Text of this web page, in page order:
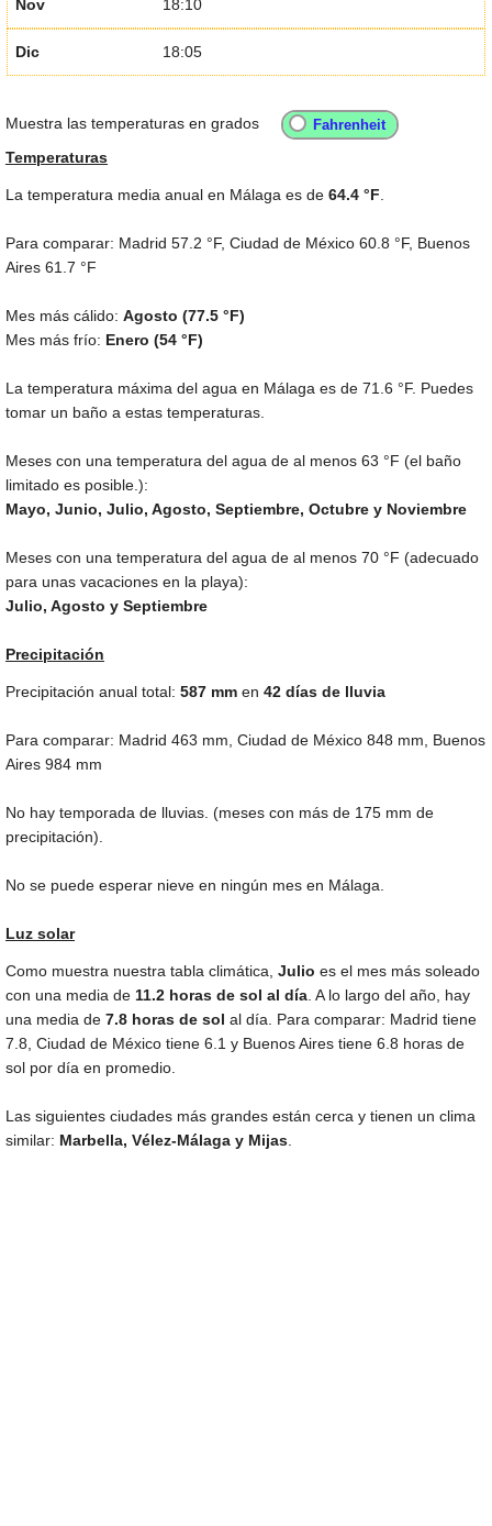
Nov 18:10
Dic 18:05
Muestra las temperaturas en grados
Temperaturas
La temperatura media anual en Málaga es de 64.4 °F
Para comparar: Madrid 57.2 °F, Ciudad de México 60.8 °F, Buenos
Aires 61.7 °F
Mes más cálido: Agosto (77.5 °F)
Mes más frío: Enero (54 °F)
La temperatura máxima del agua en Málaga es de 71.6 °F. Puedes
tomar un baño a estas temperaturas.
Meses con una temperatura del agua de al menos 63 °F (el baño
limitado es posible.):
Mayo, Junio, Julio, Agosto, Septiembre, Octubre y Noviembre
Meses con una temperatura del agua de al menos 70 °F (adecuado
para unas vacaciones en la playa):
Julio, Agosto y Septiembre
Precipitación
Precipitación anual total: 587 mm en 42 días de lluvia
Para comparar: Madrid 463 mm , Ciudad de México 848 mm , Buenos
Aires 984 mm
No hay temporada de lluvias. (meses con más de 175 mm de
precipitación).
No se puede esperar nieve en ningún mes en Málaga.
Luz solar
Como muestra nuestra tabla climática, Julio es el mes más soleado
con una media de 11.2 horas de sol al día . A lo largo del año, hay
una media de 7.8 horas de sol al día. Para comparar: Madrid tiene
7.8, Ciudad de México tiene 6.1 y Buenos Aires tiene 6.8 horas de
sol por día en promedio.
Las siguientes ciudades más grandes están cerca y tienen un clima
similar: Marbella, Vélez-Málaga y Mijas